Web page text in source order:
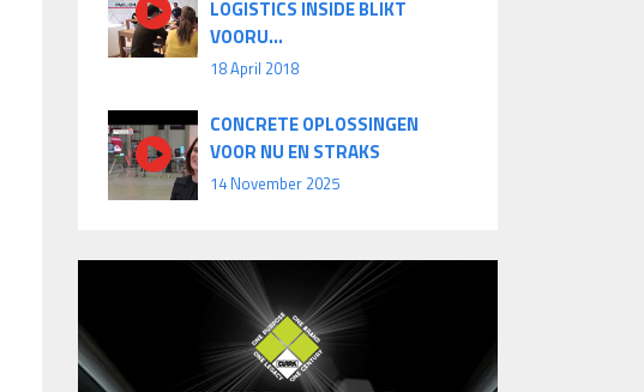
LOGISTICS INSIDE BLIKT
VOORU...
18 April 2018
CONCRETE OPLOSSINGEN
VOOR NU EN STRAKS
14 November 2025